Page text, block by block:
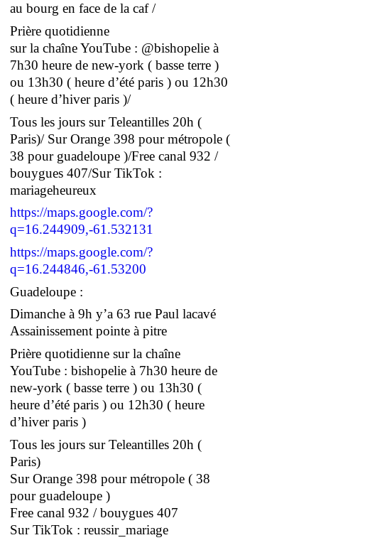
au bourg en face de la caf /
Prière quotidienne
sur la chaîne YouTube : @bishopelie à
7h30 heure de new-york ( basse terre )
ou 13h30 ( heure d’été paris ) ou 12h30
( heure d’hiver paris )/
Tous les jours sur Teleantilles 20h (
Paris)/ Sur Orange 398 pour métropole (
38 pour guadeloupe )/Free canal 932 /
bouygues 407/Sur TikTok :
mariageheureux
https://maps.google.com/?
q=16.244909,-61.532131
https://maps.google.com/?
q=16.244846,-61.53200
Guadeloupe :
Dimanche à 9h y’a 63 rue Paul lacavé
Assainissement pointe à pitre
Prière quotidienne sur la chaîne
YouTube : bishopelie à 7h30 heure de
new-york ( basse terre ) ou 13h30 (
heure d’été paris ) ou 12h30 ( heure
d’hiver paris )
Tous les jours sur Teleantilles 20h (
Paris)
Sur Orange 398 pour métropole ( 38
pour guadeloupe )
Free canal 932 / bouygues 407
Sur TikTok : reussir_mariage